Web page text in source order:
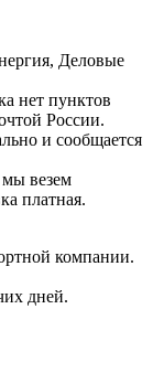
Деловые
нет пунктов
России.
и сообщается
везем
платная.
компании.
дней.